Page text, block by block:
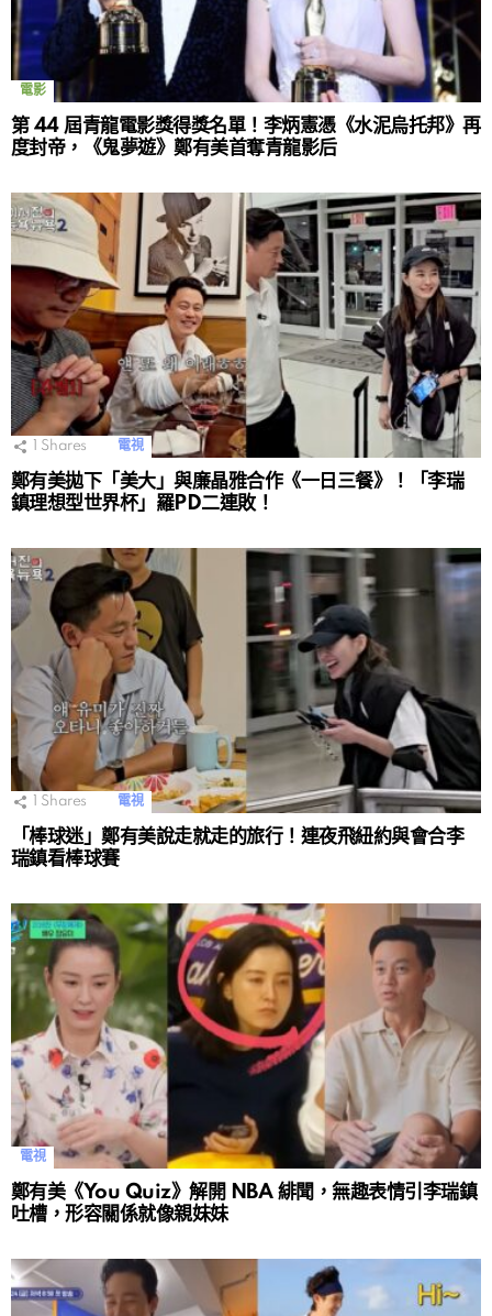
電影
第 44 屆青龍電影獎得獎名單！李炳憲憑《水泥烏托邦》再
度封帝，《鬼夢遊》鄭有美首奪青龍影后
Shares 電視
鄭有美拋下「美大」與廉晶雅合作《一日三餐》！「李瑞
鎮理想型世界杯」羅PD二連敗！
Shares 電視
「棒球迷」鄭有美說走就走的旅行！連夜飛紐約與會合李
瑞鎮看棒球賽
電視
鄭有美《You Quiz》解開 NBA 緋聞，無趣表情引李瑞鎮
吐槽，形容關係就像親妹妹